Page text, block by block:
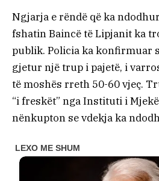
Ngjarja e rëndë që ka
fshatin Baincë të Lipjanit ka
publik. Policia ka konfirmuar
gjetur një trup i pajetë, i
të moshës rreth 50-60 vjeç.
“i freskët” nga Instituti i
nënkupton se vdekja ka